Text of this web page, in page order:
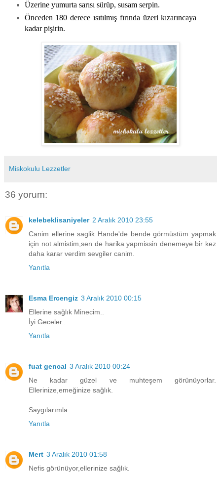
Üzerine yumurta sarısı sürüp, susam serpin.
Önceden 180 derece ısıtılmış fırında üzeri kızarıncaya
kadar pişirin.
Miskokulu Lezzetler
36 yorum:
kelebeklisaniyeler 2 Aralık 2010 23:55
Canim ellerine saglik Hande'de bende görmüstüm yapmak
için not almistim,sen de harika yapmissin denemeye bir kez
daha karar verdim sevgiler canim.
Yanıtla
Esma Ercengiz 3 Aralık 2010 00:15
Ellerine sağlık Minecim..
İyi Geceler..
Yanıtla
fuat gencal 3 Aralık 2010 00:24
Ne kadar güzel ve muhteşem görünüyorlar.
Ellerinize,emeğinize sağlık.
Saygılarımla.
Yanıtla
Mert 3 Aralık 2010 01:58
Nefis görünüyor,ellerinize sağlık.